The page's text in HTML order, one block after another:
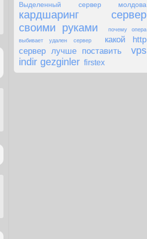
Выделенный сервер молдова
кардшаринг сервер
своими руками
почему опера
выбивает удален сервер
какой http
сервер лучше поставить
vps
indir gezginler firstex